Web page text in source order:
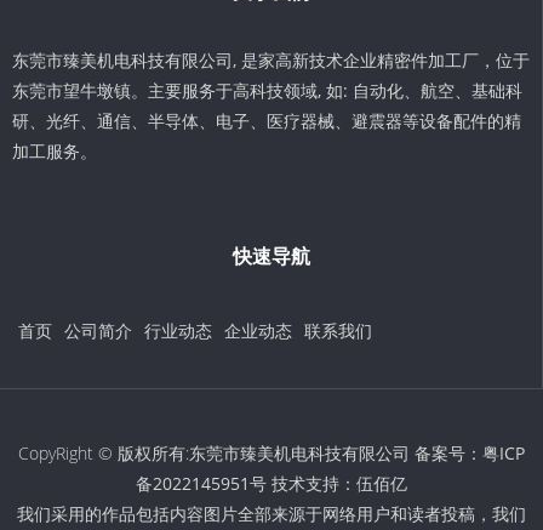
东莞市臻美机电科技有限公司, 是家高新技术企业精密件加工厂，位于
东莞市望牛墩镇。主要服务于高科技领域, 如: 自动化、航空、基础科
研、光纤、通信、半导体、电子、医疗器械、避震器等设备配件的精
加工服务。
快速导航
首页 公司简介 行业动态 企业动态 联系我们
CopyRight © 版权所有:东莞市臻美机电科技有限公司 备案号： 粤ICP
备2022145951号 技术支持： 伍佰亿
我们采用的作品包括内容图片全部来源于网络用户和读者投稿，我们